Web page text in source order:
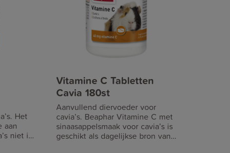
Het
aan
niet in
Vitamine C Tabletten
Cavia 180st
Aanvullend diervoeder voor
cavia’s. Beaphar Vitamine C met
sinaasappelsmaak voor cavia’s is
geschikt als dagelijkse bron van